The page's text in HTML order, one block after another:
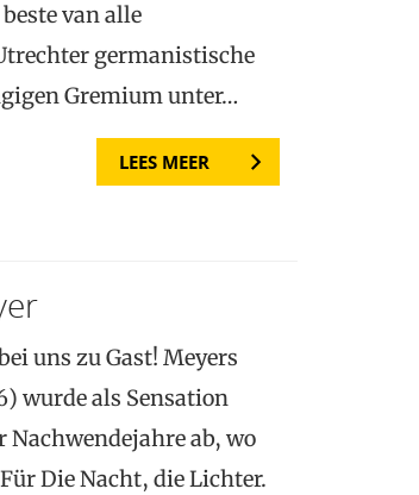
van alle
germanistische
Gremium unter…
LEES MEER
uns zu Gast! Meyers
wurde als Sensation
ab, wo
Die Nacht, die Lichter.